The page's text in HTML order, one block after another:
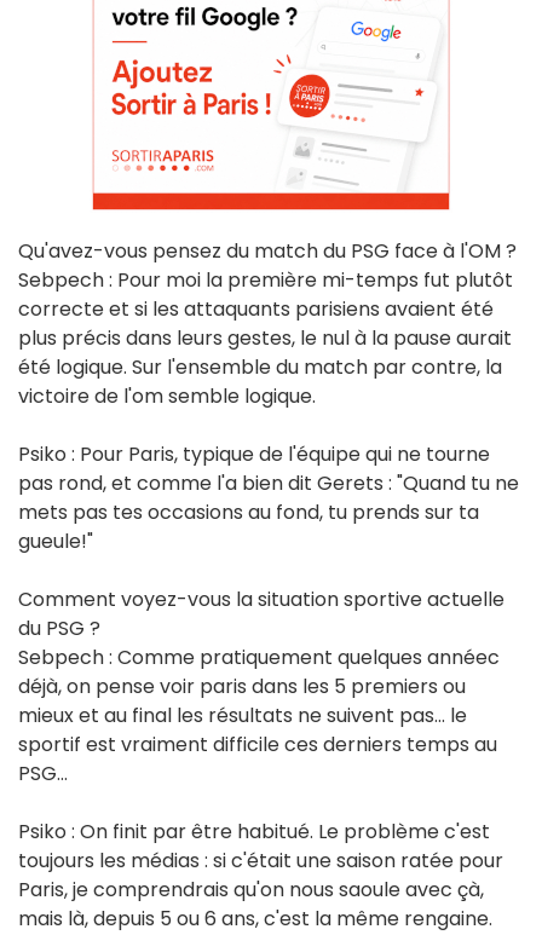
Qu'avez-vous pensez du match du PSG face à l'OM ?
Sebpech : Pour moi la première mi-temps fut plutôt
correcte et si les attaquants parisiens avaient été
plus précis dans leurs gestes, le nul à la pause aurait
été logique. Sur l'ensemble du match par contre, la
victoire de l'om semble logique.
Psiko : Pour Paris, typique de l'équipe qui ne tourne
pas rond, et comme l'a bien dit Gerets : "Quand tu ne
mets pas tes occasions au fond, tu prends sur ta
gueule!"
Comment voyez-vous la situation sportive actuelle
du PSG ?
Sebpech : Comme pratiquement quelques annéec
déjà, on pense voir paris dans les 5 premiers ou
mieux et au final les résultats ne suivent pas... le
sportif est vraiment difficile ces derniers temps au
PSG…
Psiko : On finit par être habitué. Le problème c'est
toujours les médias : si c'était une saison ratée pour
Paris, je comprendrais qu'on nous saoule avec çà,
mais là, depuis 5 ou 6 ans, c'est la même rengaine.